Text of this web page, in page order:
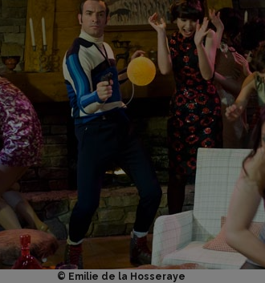
© Emilie de la Hosseraye